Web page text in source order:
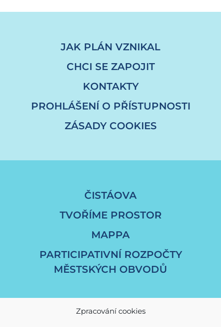
Zpracování cookies
JAK PLÁN VZNIKAL
CHCI SE ZAPOJIT
KONTAKTY
PROHLÁŠENÍ O PŘÍSTUPNOSTI
ZÁSADY COOKIES
ČISTÁOVA
TVOŘÍME PROSTOR
MAPPA
PARTICIPATIVNÍ ROZPOČTY
MĚSTSKÝCH OBVODŮ